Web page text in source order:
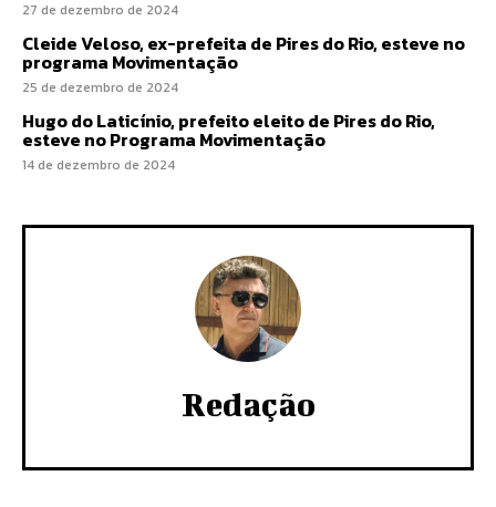
27 de dezembro de 2024
Cleide Veloso, ex-prefeita de Pires do Rio, esteve no
programa Movimentação
25 de dezembro de 2024
Hugo do Laticínio, prefeito eleito de Pires do Rio,
esteve no Programa Movimentação
14 de dezembro de 2024
Redação